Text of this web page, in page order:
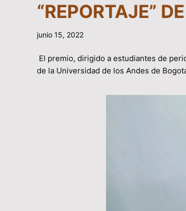
“REPORTAJE”
junio 15, 2022
El premio, dirigido a estudiantes de
de la Universidad de los Andes de